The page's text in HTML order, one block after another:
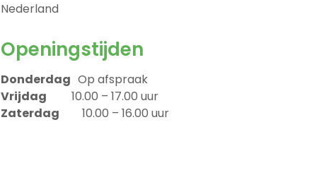
Nederland
Openingstijden
Donderdag Op afspraak
Vrijdag
10.00 – 17.00 uur
Zaterdag 10.00 – 16.00 uur